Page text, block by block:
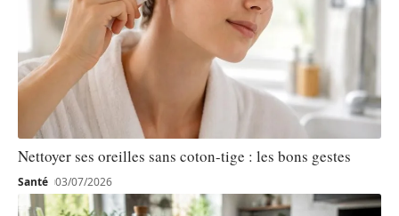
Nettoyer ses oreilles sans coton-tige : les bons gestes
Santé 03/07/2026